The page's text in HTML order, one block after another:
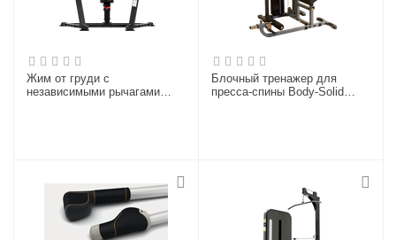
Жим от груди с
независимыми рычагами
Блочный тренажер для
пресса-спины Body-Solid